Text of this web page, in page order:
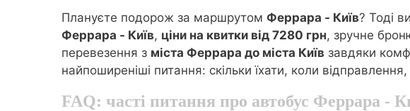
Плануєте подорож за маршрутом Феррара - Київ? Тоді
Феррара - Київ, ціни на квитки від 7280 грн, зручне
перевезення з міста Феррара до міста Київ завдяки
найпоширеніші питання: скільки їхати, коли
FAQ: часті питання про автобус Феррара -